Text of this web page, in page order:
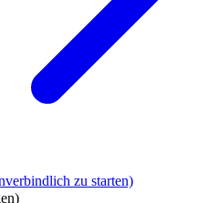
zu starten)